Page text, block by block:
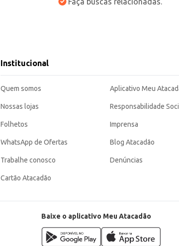
Institucional
Quem somos
Nossas lojas
Folhetos
WhatsApp de Ofertas
Trabalhe conosco
Cartão Atacadão
Aplicativo Meu
Responsabilidade
Imprensa
Blog Atacadão
Denúncias
Baixe o aplicativo Meu Atacadão